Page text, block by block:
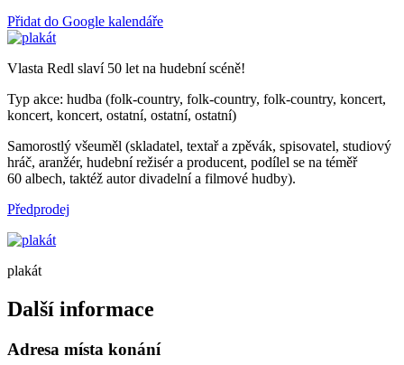
Přidat do Google kalendáře
Vlasta Redl slaví 50 let na hudební scéně!
Typ akce: hudba (folk-country, folk-country, folk-country, koncert,
koncert, koncert, ostatní, ostatní, ostatní)
Samorostlý všeuměl (skladatel, textař a zpěvák, spisovatel, studiový
hráč, aranžér, hudební režisér a producent, podílel se na téměř
60 albech, taktéž autor divadelní a filmové hudby).
Předprodej
plakát
Další informace
Adresa místa konání